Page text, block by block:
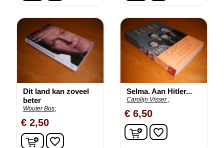
Dit land kan zoveel
beter
Wouter Bos;
€ 2,50
In winkelwagen
favorite_border
Selma. Aan Hitler...
Carolijn Visser ;
€ 6,50
In winkelwagen
favorite_border